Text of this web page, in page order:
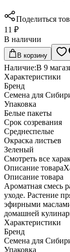
Поделиться
11 ₽
В наличии
В корзину
Наличие:В 9
Характеристики
Бренд
Семена для
Упаковка
Белые пакеты
Срок созревания
Среднеспелые
Окраска листьев
Зеленый
Cмотреть все
Описание товара
Описание товара
Ароматная смесь
уходе. Растение
эфирными
домашней
Характеристики
Бренд
Семена для
Упаковка